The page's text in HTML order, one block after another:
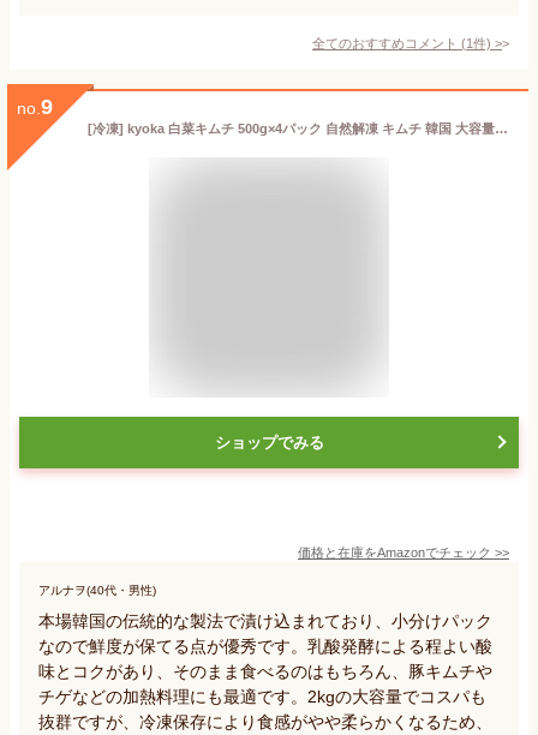
全てのおすすめコメント (1件) >
no. 9
[冷凍] kyoka 白菜キムチ 500g×4パック 自然解凍 キムチ 韓国 大容量 業務用
ショップでみる
価格と在庫をAmazonでチェック >>
アルナヲ(40代・男性)
本場韓国の伝統的な製法で漬け込まれており、小分けパック
なので鮮度が保てる点が優秀です。乳酸発酵による程よい酸
味とコクがあり、そのまま食べるのはもちろん、豚キムチや
チゲなどの加熱料理にも最適です。2kgの大容量でコスパも
抜群ですが、冷凍保存により食感がやや柔らかくなるため、